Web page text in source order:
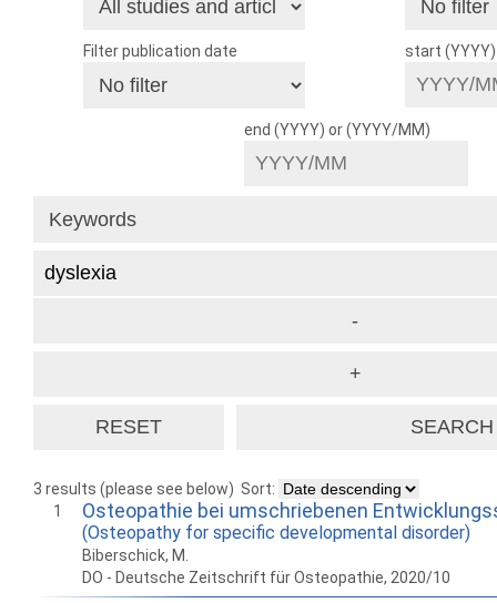
Filter publication date start
end (YYYY) or (YYYY/MM)
3 results (please see below) Sort:
1
Osteopathie bei umschriebenen
(Osteopathy for specific developmental disorder)
Biberschick, M.
DO - Deutsche Zeitschrift für Osteopathie, 2020/10